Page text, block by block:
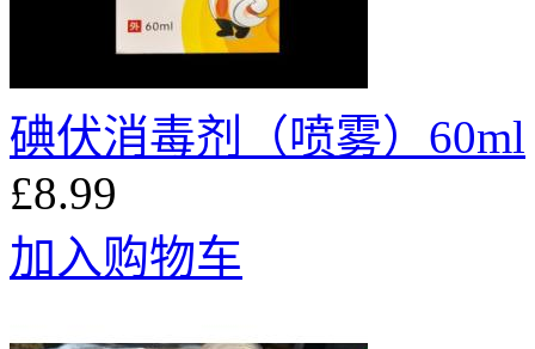
碘伏消毒剂（喷雾）60ml
£8.99
加入购物车